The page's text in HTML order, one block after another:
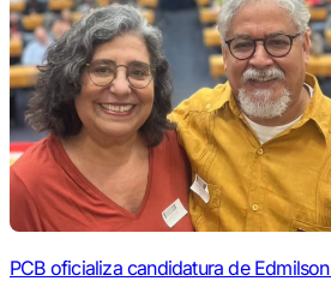
PCB oficializa candidatura de